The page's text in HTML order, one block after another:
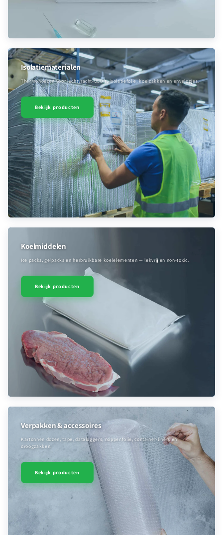
Isolatiematerialen
Thermohoezen voor luchtvracht-ULD’s, isolatiefolie, koelzakken en envelopjes.
Bekijk producten
Koelmiddelen
Ice packs, gelpacks en herbruikbare koelelementen — lekvrij en non-toxic.
Bekijk producten
Verpakken & accessoires
Kartonnen dozen, tape, dataloggers, noppenfolie, container-liners en
droogzakken.
Bekijk producten